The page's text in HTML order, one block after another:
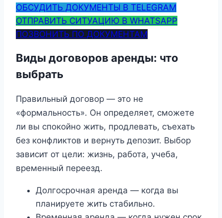
ОБСУДИТЬ ДОКУМЕНТЫ В TELEGRAM
ОТПРАВИТЬ СИТУАЦИЮ В WHATSAPP
ПОЗВОНИТЬ ПО ДОКУМЕНТАМ
Виды договоров аренды: что
выбрать
Правильный договор — это не
«формальность». Он определяет, сможете
ли вы спокойно жить, продлевать, съехать
без конфликтов и вернуть депозит. Выбор
зависит от цели: жизнь, работа, учеба,
временный переезд.
Долгосрочная аренда — когда вы
планируете жить стабильно.